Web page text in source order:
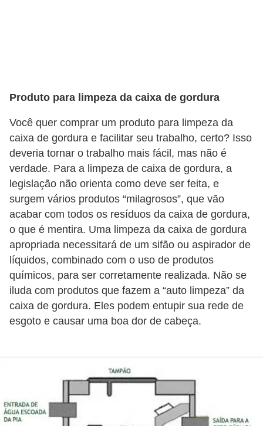
Produto para limpeza da caixa de gordura
Você quer comprar um produto para limpeza da
caixa de gordura e facilitar seu trabalho, certo? Isso
deveria tornar o trabalho mais fácil, mas não é
verdade. Para a limpeza de caixa de gordura, a
legislação não orienta como deve ser feita, e
surgem vários produtos “milagrosos”, que vão
acabar com todos os resíduos da caixa de gordura,
o que é mentira. Uma limpeza da caixa de gordura
apropriada necessitará de um sifão ou aspirador de
líquidos, combinado com o uso de produtos
químicos, para ser corretamente realizada. Não se
iluda com produtos que fazem a “auto limpeza” da
caixa de gordura. Eles podem entupir sua rede de
esgoto e causar uma boa dor de cabeça.
t
e
n
s
í
l
i
o
s
S
í
n
d
c